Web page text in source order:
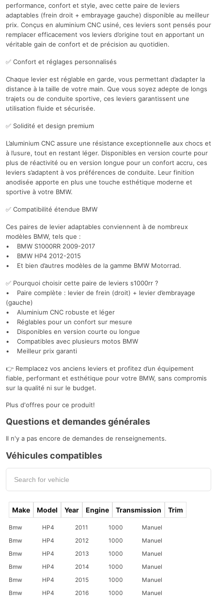
performance, confort et style, avec cette paire de leviers
adaptables (frein droit + embrayage gauche) disponible au meilleur
prix. Conçus en aluminium CNC usiné, ces leviers sont pensés pour
remplacer efficacement vos leviers d’origine tout en apportant un
véritable gain de confort et de précision au quotidien.
✅ Confort et réglages personnalisés
Chaque levier est réglable en garde, vous permettant d’adapter la
distance à la taille de votre main. Que vous soyez adepte de longs
trajets ou de conduite sportive, ces leviers garantissent une
utilisation fluide et sécurisée.
✅ Solidité et design premium
L’aluminium CNC assure une résistance exceptionnelle aux chocs et
à l’usure, tout en restant léger. Disponibles en version courte pour
plus de réactivité ou en version longue pour un confort accru, ces
leviers s’adaptent à vos préférences de conduite. Leur finition
anodisée apporte en plus une touche esthétique moderne et
sportive à votre BMW.
✅ Compatibilité étendue BMW
Ces paires de levier adaptables conviennent à de nombreux
modèles BMW, tels que :
• BMW S1000RR 2009-2017
• BMW HP4 2012-2015
• Et bien d’autres modèles de la gamme BMW Motorrad.
✅ Pourquoi choisir cette paire de leviers s1000rr ?
• Paire complète : levier de frein (droit) + levier d’embrayage
(gauche)
• Aluminium CNC robuste et léger
• Réglables pour un confort sur mesure
• Disponibles en version courte ou longue
• Compatibles avec plusieurs motos BMW
• Meilleur prix garanti
👉 Remplacez vos anciens leviers et profitez d’un équipement
fiable, performant et esthétique pour votre BMW, sans compromis
sur la qualité ni sur le budget.
Plus d'offres pour ce produit!
Questions et demandes générales
Il n'y a pas encore de demandes de renseignements.
Véhicules compatibles
Make Model Year Engine Transmission Trim
Bmw HP4 2011 1000
Manuel
Bmw
HP4 2012 1000
Manuel
Bmw
HP4 2013 1000
Manuel
Bmw
HP4 2014 1000
Manuel
Bmw
HP4 2015 1000
Manuel
Bmw
HP4 2016 1000
Manuel